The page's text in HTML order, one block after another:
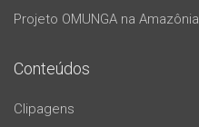
Projeto OMUNGA na Amazônia
Conteúdos
Clipagens